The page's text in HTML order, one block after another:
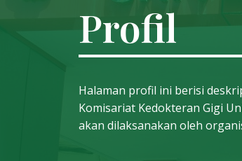
Profil
Halaman profil ini berisi
Komisariat Kedokteran Gigi
akan dilaksanakan oleh